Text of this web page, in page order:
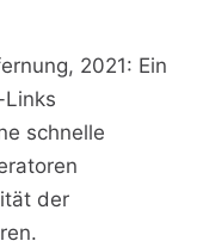
2021: Ein
schnelle
der